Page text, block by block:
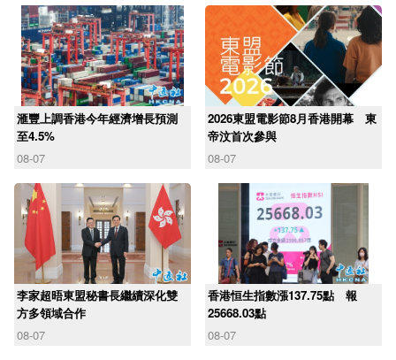
滙豐上調香港今年經濟增長預測
至4.5%
08-07
2026東盟電影節8月香港開幕 東
帝汶首次參與
08-07
李家超晤東盟秘書長繼續深化雙
方多領域合作
08-07
香港恒生指數漲137.75點 報
25668.03點
08-07